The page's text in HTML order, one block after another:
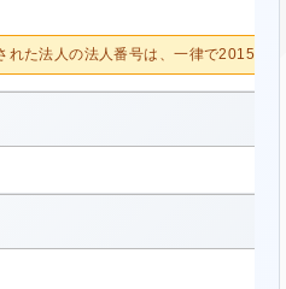
た法人の法人番号は、一律で2015/10/